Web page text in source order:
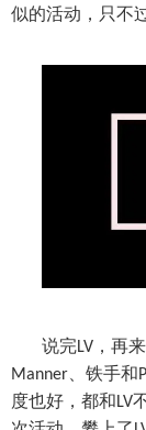
似的活动，只不
说完LV ，再
Manner 、铁手和
度也好，都和LV